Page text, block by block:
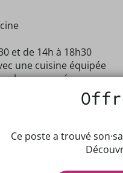
et de 14h à 18h30
une cuisine équipée
chaque année
Ce poste a trouvé